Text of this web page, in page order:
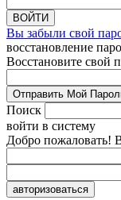
Вы забыли свой
восстановление
Восстановите свой
Поиск
войти в систему
Добро пожаловать!